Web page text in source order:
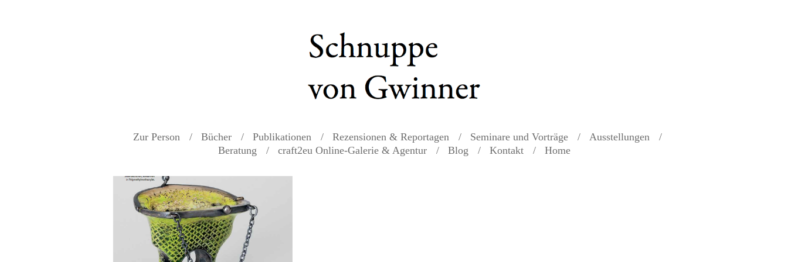
Zur Person Bücher Publikationen Rezensionen & Reportagen Seminare und Vorträge
Ausstellungen
Beratung
craft2eu Online-Galerie & Agentur Blog Kontakt Home